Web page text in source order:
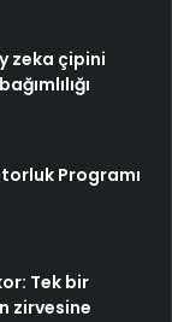
zeka çipini
Programı
Tek bir
zirvesine